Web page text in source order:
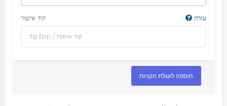
קוד אישור עזרה
הוספה לעגלת הקניות